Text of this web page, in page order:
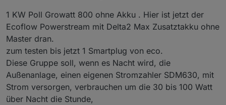
nur die App.
1 KW Poll Growatt 800 ohne Akku . Hier ist jetzt der
Ecoflow Powerstream mit Delta2 Max Zusatztakku ohne
Master dran.
zum testen bis jetzt 1 Smartplug von eco.
Diese Gruppe soll, wenn es Nacht wird, die
Außenanlage, einen eigenen Stromzahler SDM630, mit
Strom versorgen, verbrauchen um die 30 bis 100 Watt
über Nacht die Stunde,